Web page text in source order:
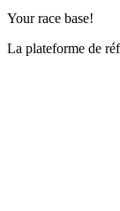
Your race base!
La plateforme de